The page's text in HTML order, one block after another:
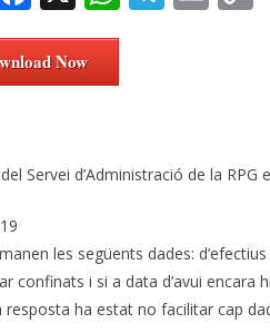
ac
e
b
o p m
Now
Servei d’Administració de la
les següents dades:
confinats i si a data d’avui encara
resposta ha estat no facilitar cap